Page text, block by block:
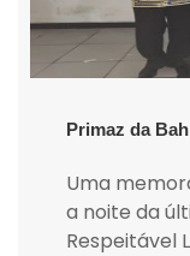
Primaz da
Uma
a noite da
Respeitável